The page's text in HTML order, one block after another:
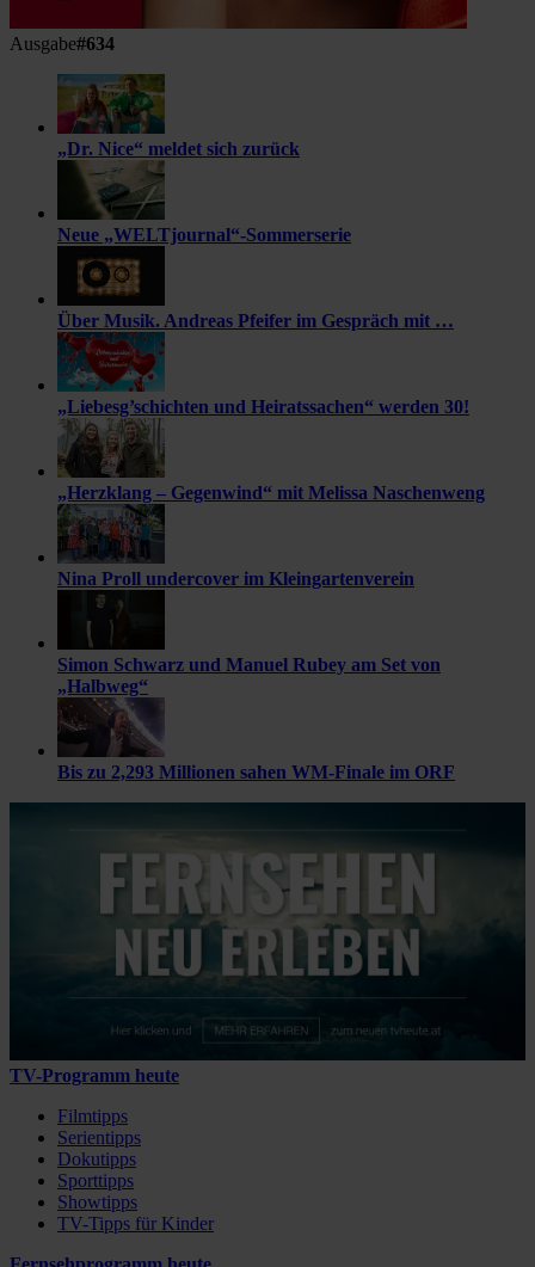
Ausgabe#634
„Dr. Nice“ meldet sich zurück
Neue „WELTjournal“-Sommerserie
Über Musik. Andreas Pfeifer im Gespräch mit …
„Liebesg’schichten und Heiratssachen“ werden 30!
„Herzklang – Gegenwind“ mit Melissa Naschenweng
Nina Proll undercover im Kleingartenverein
Simon Schwarz und Manuel Rubey am Set von
„Halbweg“
Bis zu 2,293 Millionen sahen WM-Finale im ORF
TV-Programm heute
Filmtipps
Serientipps
Dokutipps
Sporttipps
Showtipps
TV-Tipps für Kinder